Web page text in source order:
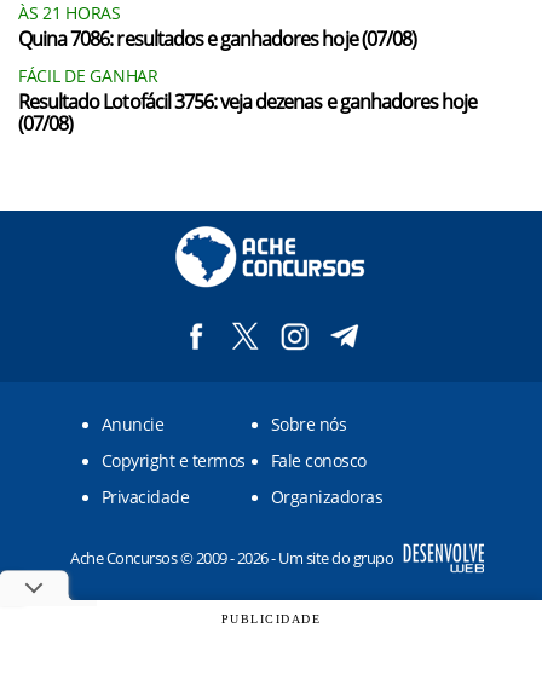
ÀS 21 HORAS
Quina 7086: resultados e ganhadores hoje (07/08)
FÁCIL DE GANHAR
Resultado Lotofácil 3756: veja dezenas e ganhadores hoje
(07/08)
Anuncie
Sobre nós
Copyright e termos
Fale conosco
Privacidade
Organizadoras
Ache Concursos © 2009 - 2026 - Um site do grupo
PUBLICIDADE